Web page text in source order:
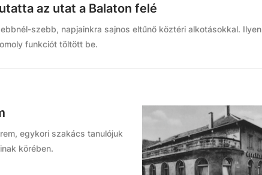
az utat a Balaton felé
szebb, napjainkra sajnos eltűnő köztéri alkotásokkal. Ilyen
funkciót töltött be.
egykori szakács tanulójuk
körében.